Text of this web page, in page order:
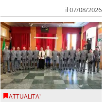
il 07/08/2026
ATTUALITA'